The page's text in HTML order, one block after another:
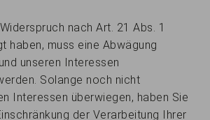
nach Art. 21 Abs. 1
haben, muss eine Abwägung
unseren Interessen
Solange noch nicht
Interessen überwiegen, haben Sie
der Verarbeitung Ihrer